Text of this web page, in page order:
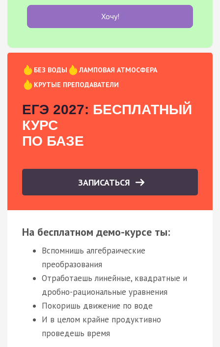
Хочу!
БЕЗ ВОДЫ
ЛАМПОВАЯ АТМОСФЕРА
КРУТЫЕ ПРЕПОДАВАТЕЛИ
ЕГЭ 2027: БЕСПЛАТНЫЙ
КУРС
ПО БАЗЕ
ЗАПИСАТЬСЯ
На бесплатном демо-курсе ты:
Вспомнишь алгебраические
преобразования
Отработаешь линейные, квадратные и
дробно-рациональные уравнения
Покоришь движение по воде
И в целом крайне продуктивно
проведешь время